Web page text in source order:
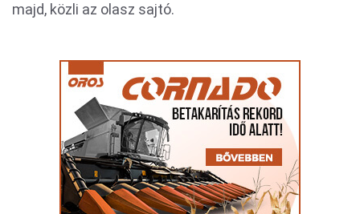
majd, közli az olasz sajtó.